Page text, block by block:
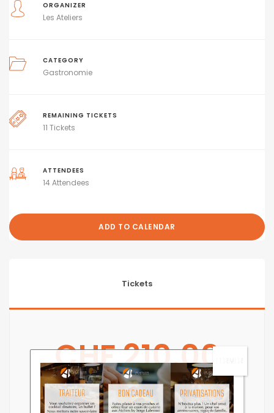
ORGANIZER
Les Ateliers
CATEGORY
Gastronomie
REMAINING TICKETS
11 Tickets
ATTENDEES
14 Attendees
ADD TO CALENDAR
Tickets
CHF210.00
TICKETS